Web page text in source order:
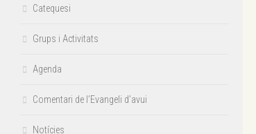
Catequesi
Grups i Activitats
Agenda
Comentari de l’Evangeli d’avui
Notícies